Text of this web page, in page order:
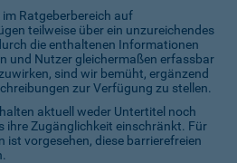
Ratgeberbereich auf
teilweise über ein unzureichendes
die enthaltenen Informationen
und Nutzer gleichermaßen erfassbar
sind wir bemüht, ergänzend
zur Verfügung zu stellen.
aktuell weder Untertitel noch
ihre Zugänglichkeit einschränkt. Für
vorgesehen, diese barrierefreien